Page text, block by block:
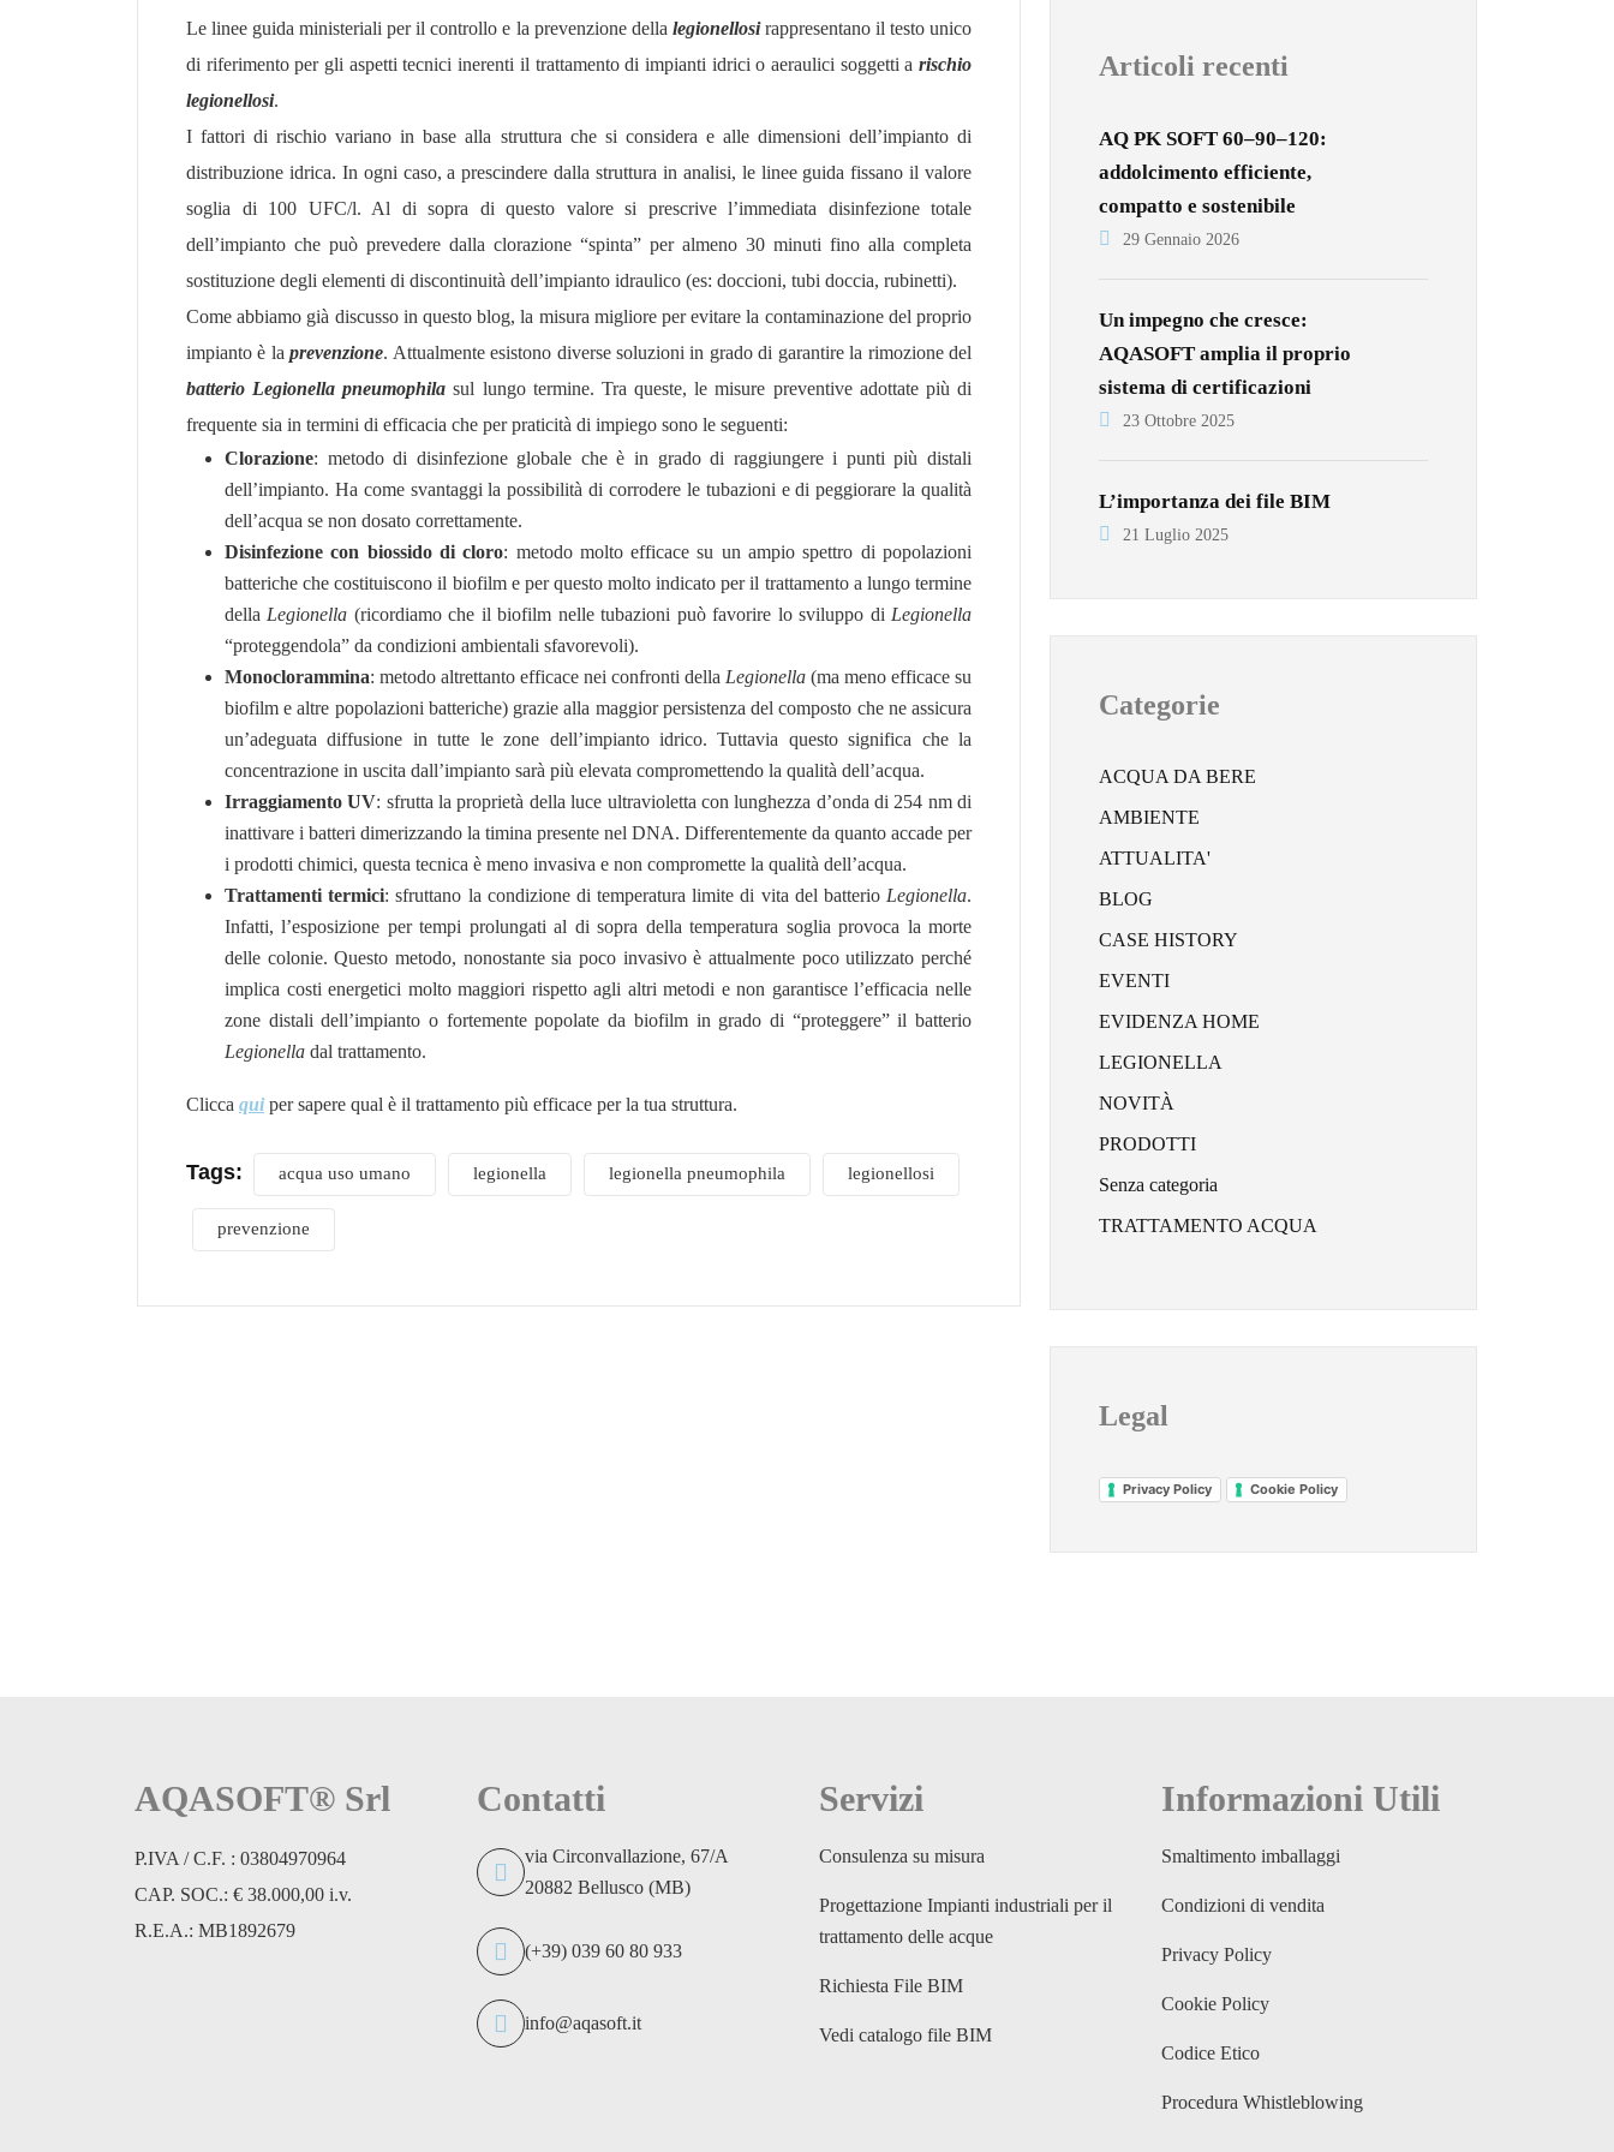
Le linee guida ministeriali per il controllo e la prevenzione della legionellosirappresentano il testo unico
di riferimento per gli aspetti tecnici inerenti il trattamento di impianti idrici o aeraulici soggetti a rischio
legionellosi.
I fattori di rischio variano in base alla struttura che si considera e alle dimensioni dell’impianto di
distribuzione idrica. In ogni caso, a prescindere dalla struttura in analisi, le linee guida fissano il valore
soglia di 100 UFC/l. Al di sopra di questo valore si prescrive l’immediata disinfezione totale
dell’impianto che può prevedere dalla clorazione “spinta” per almeno 30 minuti fino alla completa
sostituzione degli elementi di discontinuità dell’impianto idraulico (es: doccioni, tubi doccia, rubinetti).
Come abbiamo già discusso in questo blog, la misura migliore per evitare la contaminazione del proprio
impianto è laprevenzione. Attualmente esistono diverse soluzioni in grado di garantire la rimozione del
batterio Legionella pneumophila sul lungo termine. Tra queste, le misure preventive adottate più di
frequente sia in termini di efficacia che per praticità di impiego sono le seguenti:
Clorazione: metodo di disinfezione globale che è in grado di raggiungere i punti più distali
dell’impianto. Ha come svantaggi la possibilità di corrodere le tubazioni e di peggiorare la qualità
dell’acqua se non dosato correttamente.
Disinfezione con biossido di cloro: metodo molto efficace su un ampio spettro di popolazioni
batteriche che costituiscono il biofilm e per questo molto indicato per il trattamento a lungo termine
della Legionella (ricordiamo che il biofilm nelle tubazioni può favorire lo sviluppo di Legionella
“proteggendola” da condizioni ambientali sfavorevoli).
Monoclorammina: metodo altrettanto efficace nei confronti della Legionella (ma meno efficace su
biofilm e altre popolazioni batteriche) grazie alla maggior persistenza del composto che ne assicura
un’adeguata diffusione in tutte le zone dell’impianto idrico. Tuttavia questo significa che la
concentrazione in uscita dall’impianto sarà più elevata compromettendo la qualità dell’acqua.
Irraggiamento UV: sfrutta la proprietà della luce ultravioletta con lunghezza d’onda di 254 nm di
inattivare i batteri dimerizzando la timina presente nel DNA. Differentemente da quanto accade per
i prodotti chimici, questa tecnica è meno invasiva e non compromette la qualità dell’acqua.
Trattamenti termici: sfruttano la condizione di temperatura limite di vita del batterio Legionella.
Infatti, l’esposizione per tempi prolungati al di sopra della temperatura soglia provoca la morte
delle colonie. Questo metodo, nonostante sia poco invasivo è attualmente poco utilizzato perché
implica costi energetici molto maggiori rispetto agli altri metodi e non garantisce l’efficacia nelle
zone distali dell’impianto o fortemente popolate da biofilm in grado di “proteggere” il batterio
Legionella dal trattamento.
Clicca quiper sapere qual è il trattamento più efficace per la tua struttura.
Tags: acqua uso umano legionella legionella pneumophila legionellosi
prevenzione
Articoli recenti
AQ PK SOFT 60–90–120:
addolcimento efficiente,
compatto e sostenibile
29 Gennaio 2026
Un impegno che cresce:
AQASOFT amplia il proprio
sistema di certificazioni
23 Ottobre 2025
L’importanza dei file BIM
21 Luglio 2025
Categorie
ACQUA DA BERE
AMBIENTE
ATTUALITA'
BLOG
CASE HISTORY
EVENTI
EVIDENZA HOME
LEGIONELLA
NOVITÀ
PRODOTTI
Senza categoria
TRATTAMENTO ACQUA
Legal
Privacy Policy Cookie Policy
AQASOFT® Srl
P.IVA / C.F. : 03804970964
CAP. SOC.: € 38.000,00 i.v.
R.E.A.: MB1892679
Contatti
via Circonvallazione, 67/A
20882 Bellusco (MB)
(+39) 039 60 80 933
info@aqasoft.it
Servizi
Consulenza su misura
Progettazione Impianti industriali per il
trattamento delle acque
Richiesta File BIM
Vedi catalogo file BIM
Informazioni Utili
Smaltimento imballaggi
Condizioni di vendita
Privacy Policy
Cookie Policy
Codice Etico
Procedura Whistleblowing